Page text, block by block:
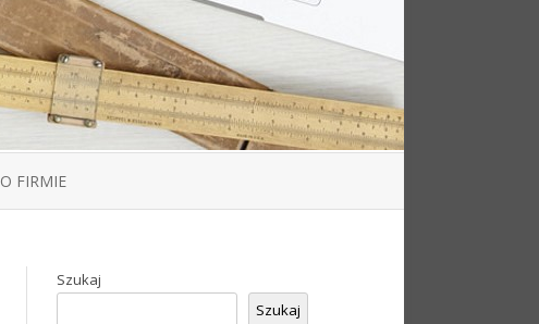
O FIRMIE
Szukaj
Szukaj